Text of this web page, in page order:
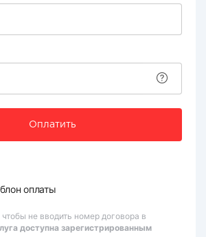
Оплатить
оплаты
не вводить номер договора в
доступна зарегистрированным